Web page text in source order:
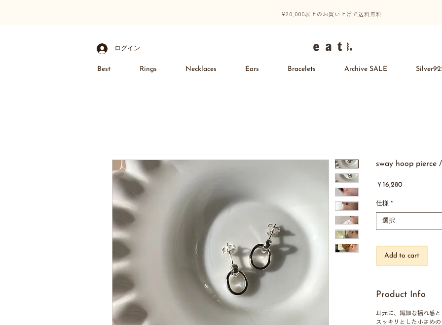
¥20,000以上のお買い上げで送料無料
ログイン
Best Rings Necklaces Ears Bracelets Archive SALE
sway hoop pierce
￥16,280価
仕様 *
選択
Add to cart
Product Info
耳元に、繊細な揺れ感
スッキリとした小さめ